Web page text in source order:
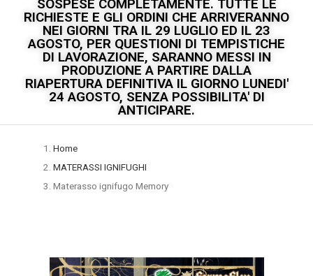
SOSPESE COMPLETAMENTE. TUTTE LE
RICHIESTE E GLI ORDINI CHE ARRIVERANNO
NEI GIORNI TRA IL 29 LUGLIO ED IL 23
AGOSTO, PER QUESTIONI DI TEMPISTICHE
DI LAVORAZIONE, SARANNO MESSI IN
PRODUZIONE A PARTIRE DALLA
RIAPERTURA DEFINITIVA IL GIORNO LUNEDI'
24 AGOSTO, SENZA POSSIBILITA' DI
ANTICIPARE.
Home
MATERASSI IGNIFUGHI
Materasso ignifugo Memory